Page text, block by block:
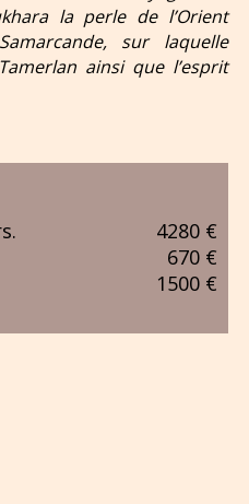
la perle de l’Orient
sur laquelle
ainsi que l’esprit
4280 €
670 €
1500 €